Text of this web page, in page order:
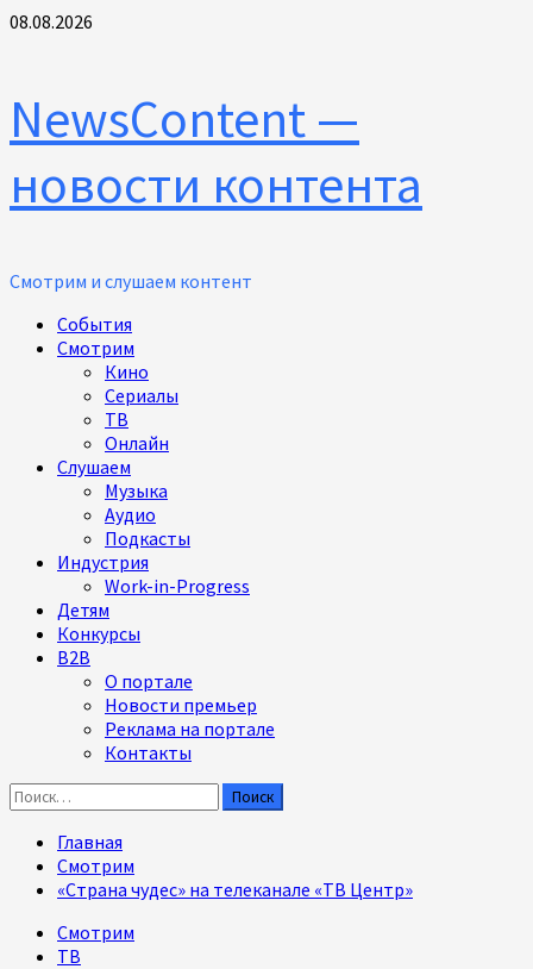
Перейти
08.08.2026
NewsContent —
новости контента
Смотрим и слушаем контент
Основное
меню
События
Смотрим
Кино
Сериалы
ТВ
Онлайн
Слушаем
Музыка
Аудио
Подкасты
Индустрия
Work-in-Progress
Детям
Конкурсы
B2B
О портале
Новости премьер
Реклама на портале
Контакты
Найти:
Главная
Смотрим
«Страна чудес» на телеканале «ТВ Центр»
Смотрим
ТВ